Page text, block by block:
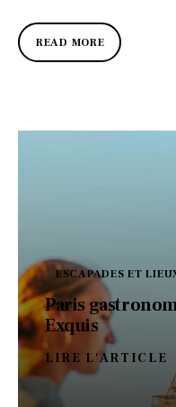
READ MORE
ESCAPADES ET
Paris
Exquis
LIRE L'ARTICLE